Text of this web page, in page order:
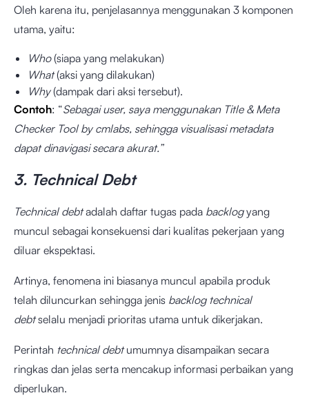
Oleh karena itu, penjelasannya menggunakan 3 komponen
utama, yaitu:
Who(siapa yang melakukan)
What(aksi yang dilakukan)
Why(dampak dari aksi tersebut).
Contoh: “Sebagai user, saya menggunakan Title & Meta
Checker Tool by cmlabs, sehingga visualisasi metadata
dapat dinavigasi secara akurat.”
3. Technical Debt
Technical debtadalah daftar tugas pada backlogyang
muncul sebagai konsekuensi dari kualitas pekerjaan yang
diluar ekspektasi.
Artinya, fenomena ini biasanya muncul apabila produk
telah diluncurkan sehingga jenis backlog technical
debtselalu menjadi prioritas utama untuk dikerjakan.
Perintah technical debtumumnya disampaikan secara
ringkas dan jelas serta mencakup informasi perbaikan yang
diperlukan.